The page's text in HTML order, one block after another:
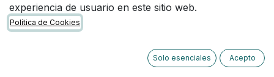
experiencia de usuario en este sitio web.
Política de Cookies
Solo esenciales Acepto